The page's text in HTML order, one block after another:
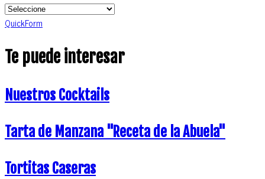
QuickForm
Te puede interesar
Nuestros Cocktails
Tarta de Manzana "Receta de la Abuela"
Tortitas Caseras